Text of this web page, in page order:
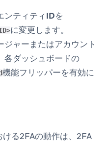
ンティティIDを
に変更します。
ャーまたはアカウント
各ダッシュボードの
機能フリッパーを有効に
る2FAの動作は、2FA